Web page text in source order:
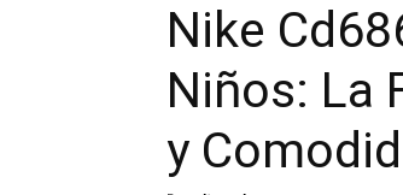
Nike
Niños: La
y